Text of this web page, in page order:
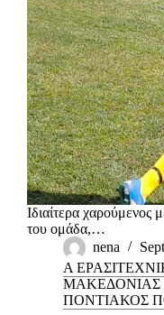
Ιδιαίτερα χαρούμενος
του ομάδα,…
nena
Α
ΜΑΚΕΔΟΝΙΑΣ
ΠΟΝΤΙΑΚΟΣ